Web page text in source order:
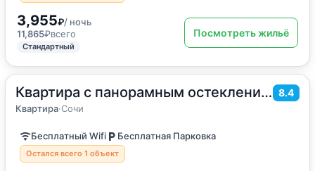
3,955₽/ ночь
11,865₽всего
Стандартный
Посмотреть жильё
Квартира с панорамным остеклением 8.4
Квартира·Сочи
35м2·4 гостя
Квартира
Бесплатный Wifi Бесплатная Парковка
Остался всего 1 объект